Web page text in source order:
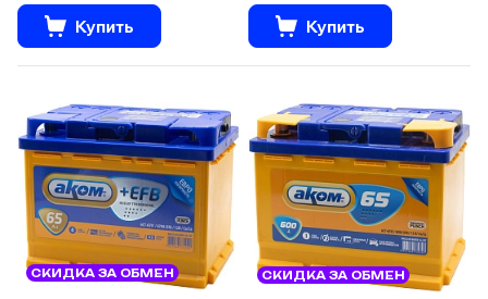
Купить Купить
СКИДКА ЗА ОБМЕН СКИДКА ЗА ОБМЕН